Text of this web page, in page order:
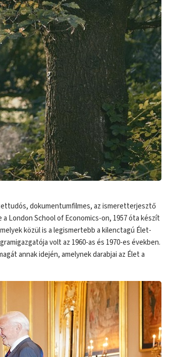
dokumentumfilmes, az ismeretterjesztő
London School of Economics-on, 1957 óta készít
közül is a legismertebb a kilenctagú Élet-
volt az 1960-as és 1970-es években.
annak idején, amelynek darabjai az Élet a